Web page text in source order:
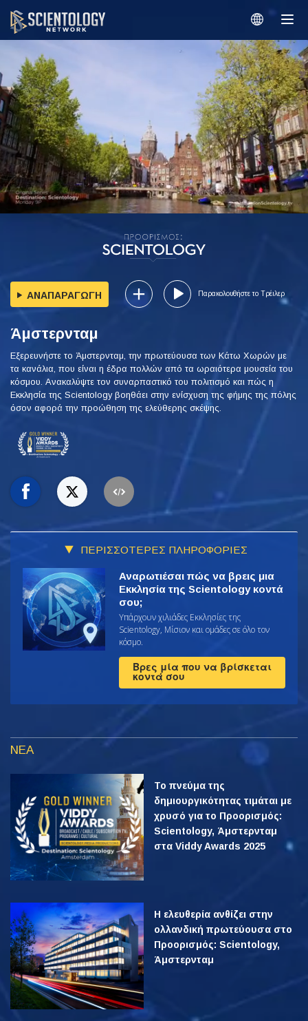
ΑΝΑΠΑΡΑΓΩΓΗ Παρακολουθήστε το Τρέιλερ
Άμστερνταμ
Εξερευνήστε το Άμστερνταμ, την πρωτεύουσα των Κάτω Χωρών με
τα κανάλια, που είναι η έδρα πολλών από τα ωραιότερα μουσεία του
κόσμου. Ανακαλύψτε τον συναρπαστικό του πολιτισμό και πώς η
Εκκλησία της Scientology βοηθάει στην ενίσχυση της φήμης της πόλης
όσον αφορά την προώθηση της ελεύθερης σκέψης.
ΠΕΡΙΣΣΟΤΕΡΕΣ ΠΛΗΡΟΦΟΡΙΕΣ
Αναρωτιέσαι πώς να βρεις μια
Εκκλησία της Scientology κοντά
σου;
Υπάρχουν χιλιάδες Εκκλησίες της
Scientology, Μίσιον και ομάδες σε όλο τον
κόσμο.
Βρες μία που να βρίσκεται
κοντά σου
ΝΕΑ
Το πνεύμα της
δημιουργικότητας τιμάται με
χρυσό για το Προορισμός:
Scientology, Άμστερνταμ
στα Viddy Awards 2025
Η ελευθερία ανθίζει στην
ολλανδική πρωτεύουσα στο
Προορισμός: Scientology,
Άμστερνταμ